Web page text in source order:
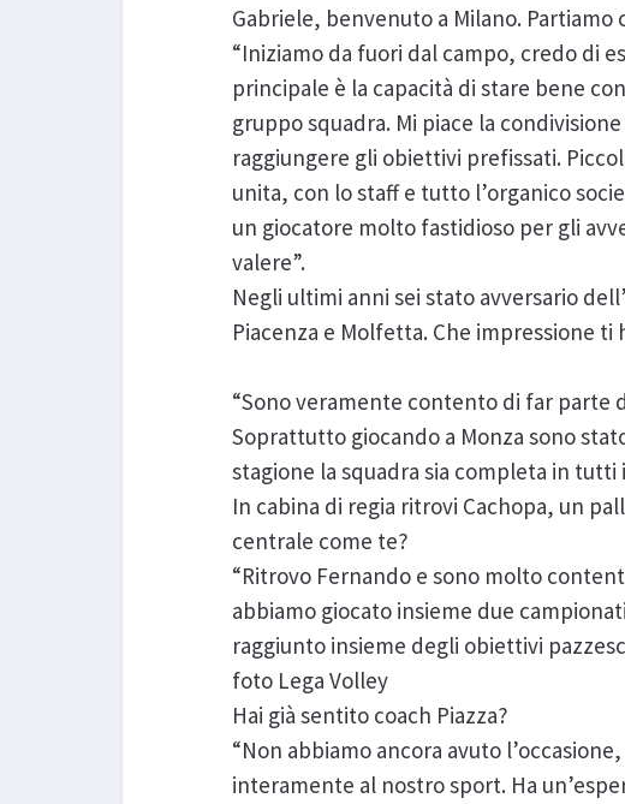
Gabriele, benvenuto a Milano.
“Iniziamo da fuori dal campo, credo di
principale è la capacità di stare bene
gruppo squadra. Mi piace la
raggiungere gli obiettivi prefissati.
unita, con lo staff e tutto l’organico
un giocatore molto fastidioso per gli
valere”.
Negli ultimi anni sei stato avversario
Piacenza e Molfetta. Che impressione
“Sono veramente contento di far parte
Soprattutto giocando a Monza sono
stagione la squadra sia completa in
In cabina di regia ritrovi Cachopa, un
centrale come te?
“Ritrovo Fernando e sono molto
abbiamo giocato insieme due
raggiunto insieme degli obiettivi
foto Lega Volley
Hai già sentito coach Piazza?
“Non abbiamo ancora avuto
interamente al nostro sport. Ha